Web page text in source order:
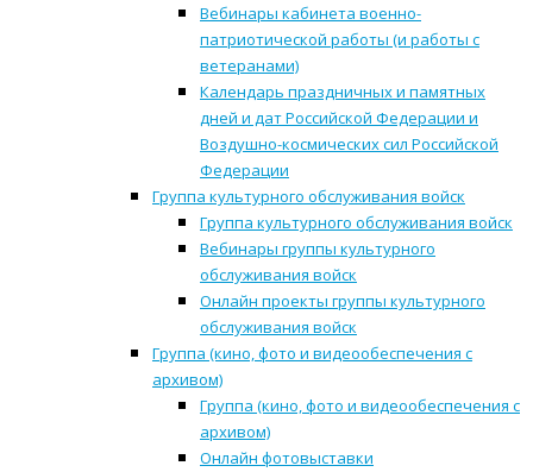
Вебинары кабинета военно-
патриотической работы (и работы с
ветеранами)
Календарь праздничных и памятных
дней и дат Российской Федерации и
Воздушно-космических сил Российской
Федерации
Группа культурного обслуживания войск
Группа культурного обслуживания войск
Вебинары группы культурного
обслуживания войск
Онлайн проекты группы культурного
обслуживания войск
Группа (кино, фото и видеообеспечения с
архивом)
Группа (кино, фото и видеообеспечения с
архивом)
Онлайн фотовыставки